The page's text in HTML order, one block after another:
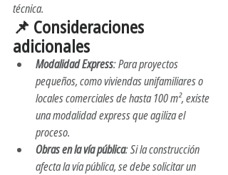
técnica.
📌 Consideraciones
adicionales
Modalidad Express: Para proyectos
pequeños, como viviendas unifamiliares o
locales comerciales de hasta 100 m², existe
una modalidad express que agiliza el
proceso.
Obras en la vía pública: Si la construcción
afecta la vía pública, se debe solicitar un